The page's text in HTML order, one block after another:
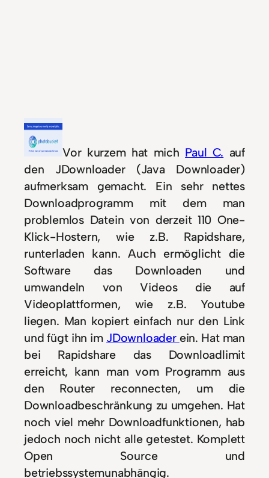
Vor kurzem hat mich Paul C. auf
den JDownloader (Java Downloader)
aufmerksam gemacht. Ein sehr nettes
Downloadprogramm mit dem man
problemlos Datein von derzeit 110 One-
Klick-Hostern, wie z.B. Rapidshare,
runterladen kann. Auch ermöglicht die
Software das Downloaden und
umwandeln von Videos die auf
Videoplattformen, wie z.B. Youtube
liegen. Man kopiert einfach nur den Link
und fügt ihn im JDownloader ein. Hat man
bei Rapidshare das Downloadlimit
erreicht, kann man vom Programm aus
den Router reconnecten, um die
Downloadbeschränkung zu umgehen. Hat
noch viel mehr Downloadfunktionen, hab
jedoch noch nicht alle getestet. Komplett
Open Source und
betriebssystemunabhängig.